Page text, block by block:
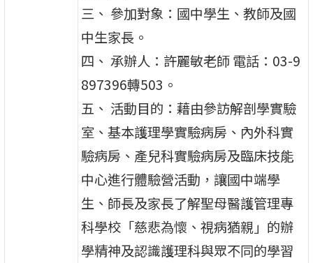
三、 參加對象：國中學生、教師及國
中生家長。
四、 承辦人：許麗敏老師 電話：03-9
897396轉503。
五、 活動目的：藉由參訪解剖學實驗
室、基本護理學實驗病房、內外科實
驗病房、產兒科實驗病房及臨床技能
中心進行體驗營活動，讓國中端學
生、師長及家長了解聖母醫護管理專
科學校「慈悲為懷、視病猶親」的辦
學精神及認識護理科與眾不同的學習